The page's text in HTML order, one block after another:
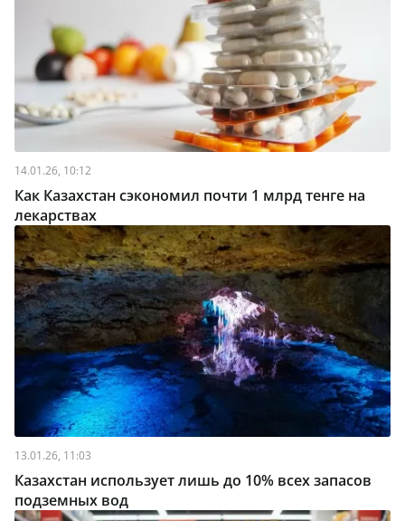
14.01.26, 10:12
Как Казахстан сэкономил почти 1 млрд тенге на
лекарствах
13.01.26, 11:03
Казахстан использует лишь до 10% всех запасов
подземных вод